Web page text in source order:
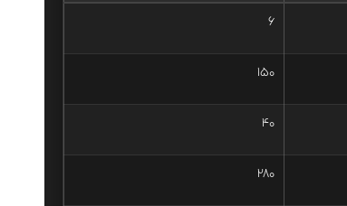
6
150
40
280